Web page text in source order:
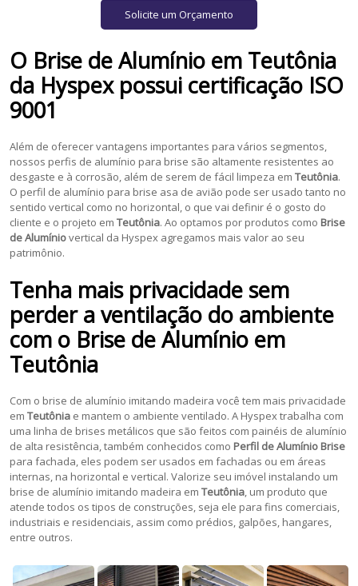
Solicite um Orçamento
O Brise de Alumínio em Teutônia
da Hyspex possui certificação ISO
9001
Além de oferecer vantagens importantes para vários segmentos,
nossos perfis de alumínio para brise são altamente resistentes ao
desgaste e à corrosão, além de serem de fácil limpeza emTeutônia.
O perfil de alumínio para brise asa de avião pode ser usado tanto no
sentido vertical como no horizontal, o que vai definir é o gosto do
cliente e o projeto emTeutônia. Ao optamos por produtos como Brise
de Alumíniovertical da Hyspex agregamos mais valor ao seu
patrimônio.
Tenha mais privacidade sem
perder a ventilação do ambiente
com o Brise de Alumínio em
Teutônia
Com o brise de alumínio imitando madeira você tem mais privacidade
emTeutônia e mantem o ambiente ventilado. A Hyspex trabalha com
uma linha de brises metálicos que são feitos com painéis de alumínio
de alta resistência, também conhecidos como Perfil de Alumínio Brise
para fachada, eles podem ser usados em fachadas ou em áreas
internas, na horizontal e vertical. Valorize seu imóvel instalando um
brise de alumínio imitando madeira emTeutônia, um produto que
atende todos os tipos de construções, seja ele para fins comerciais,
industriais e residenciais, assim como prédios, galpões, hangares,
entre outros.